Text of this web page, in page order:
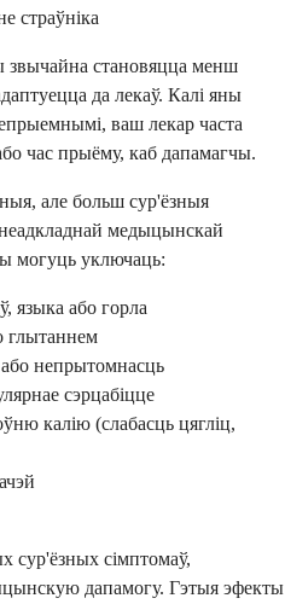
страўніка
становяцца менш
да лекаў. Калі яны
ваш лекар часта
час прыёму, каб дапамагчы.
але больш сур'ёзныя
медыцынскай
могуць уключаць:
языка або горла
глытаннем
непрытомнасць
сэрцабіцце
калію (слабасць цягліц,
сур'ёзных сімптомаў,
дапамогу. Гэтыя эфекты